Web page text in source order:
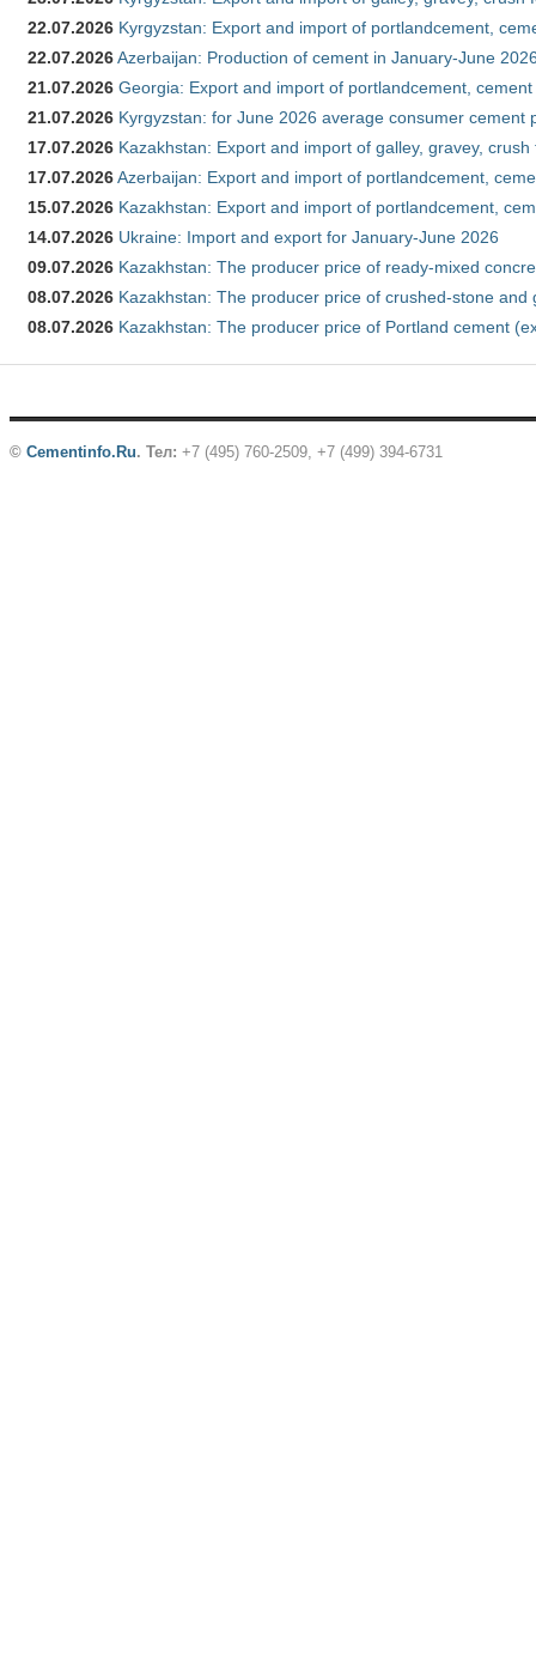
22.07.2026 Kyrgyzstan: Export and import of portlandcement,
22.07.2026Azerbaijan: Production of cement in January-June
21.07.2026 Georgia: Export and import of portlandcement,
21.07.2026 Kyrgyzstan: for June 2026 average consumer cement
17.07.2026 Kazakhstan: Export and import of galley, gravey,
17.07.2026Azerbaijan: Export and import of portlandcement,
15.07.2026 Kazakhstan: Export and import of portlandcement,
14.07.2026 Ukraine: Import and export for January-June 2026
09.07.2026 Kazakhstan: The producer price of ready-mixed
08.07.2026 Kazakhstan: The producer price of crushed-stone and
08.07.2026 Kazakhstan: The producer price of Portland cement
© Cementinfo.Ru. Тел: +7 (495) 760-2509, +7 (499) 394-6731